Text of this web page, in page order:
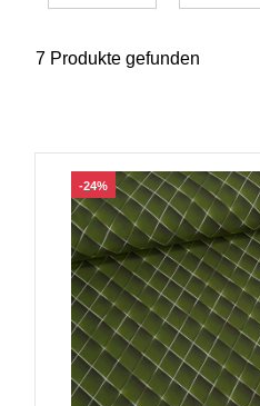
7 Produkte gefunden
-24%